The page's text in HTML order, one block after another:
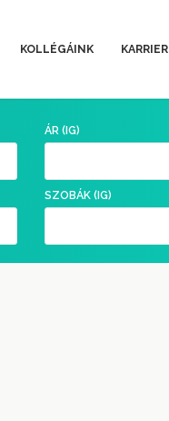
KOLLÉGÁINK KARRIER
ÁR (IG)
SZOBÁK (IG)